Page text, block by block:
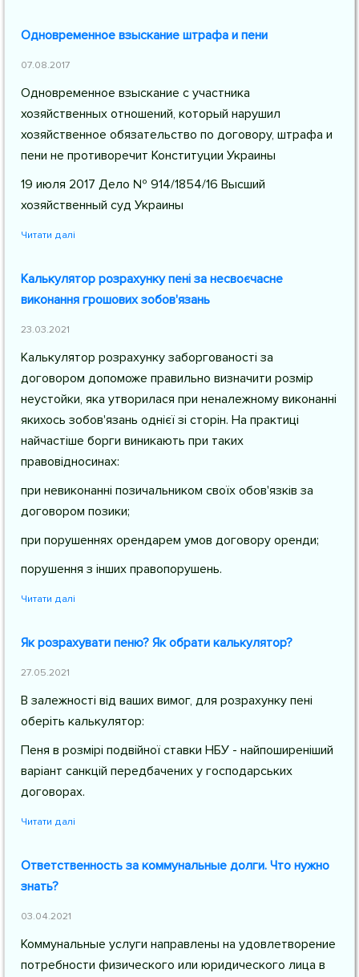
Одновременное взыскание штрафа и пени
07.08.2017
Одновременное взыскание с участника
хозяйственных отношений, который нарушил
хозяйственное обязательство по договору, штрафа и
пени не противоречит Конституции Украины
19 июля 2017 Дело № 914/1854/16 Высший
хозяйственный суд Украины
Читати далі
Калькулятор розрахунку пені за несвоєчасне
виконання грошових зобов'язань
23.03.2021
Калькулятор розрахунку заборгованості за
договором допоможе правильно визначити розмір
неустойки, яка утворилася при неналежному виконанні
якихось зобов'язань однієї зі сторін. На практиці
найчастіше борги виникають при таких
правовідносинах:
при невиконанні позичальником своїх обов'язків за
договором позики;
при порушеннях орендарем умов договору оренди;
порушення з інших правопорушень.
Читати далі
Як розрахувати пеню? Як обрати калькулятор?
27.05.2021
В залежності від ваших вимог, для розрахунку пені
оберіть калькулятор:
Пеня в розмірі подвійної ставки НБУ - найпоширеніший
варіант санкцій передбачених у господарських
договорах.
Читати далі
Ответственность за коммунальные долги. Что нужно
знать?
03.04.2021
Коммунальные услуги направлены на удовлетворение
потребности физического или юридического лица в